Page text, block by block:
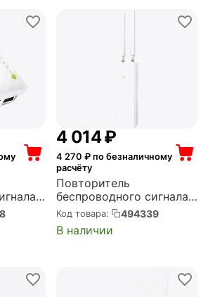
ГГц,
4 014₽
4 270 ₽ по безналичному
расчёту
Повторитель
беспроводного сигнала
CUDY AC1200 Outdoor
Wi-Fi Repeater (Cudy
RE1200 Outdoor)
Код товара: 494339
В наличии